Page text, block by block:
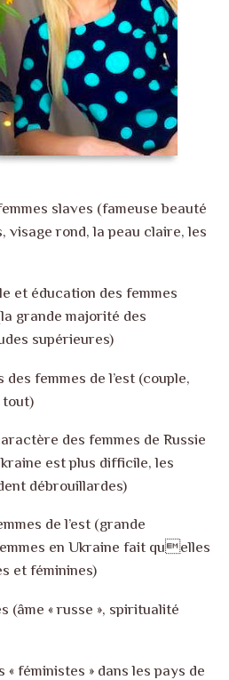
slaves (fameuse beauté
visage rond, la peau claire, les
et éducation des femmes
grande majorité des
supérieures)
femmes de l’est (couple,
tout)
des femmes de Russie
est plus difficile, les
débrouillardes)
de l’est (grande
en Ukraine fait quelles
et féminines)
(âme « russe », spiritualité
féministes » dans les pays de